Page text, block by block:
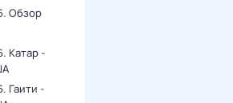
Обзор
Катар -
Гаити -